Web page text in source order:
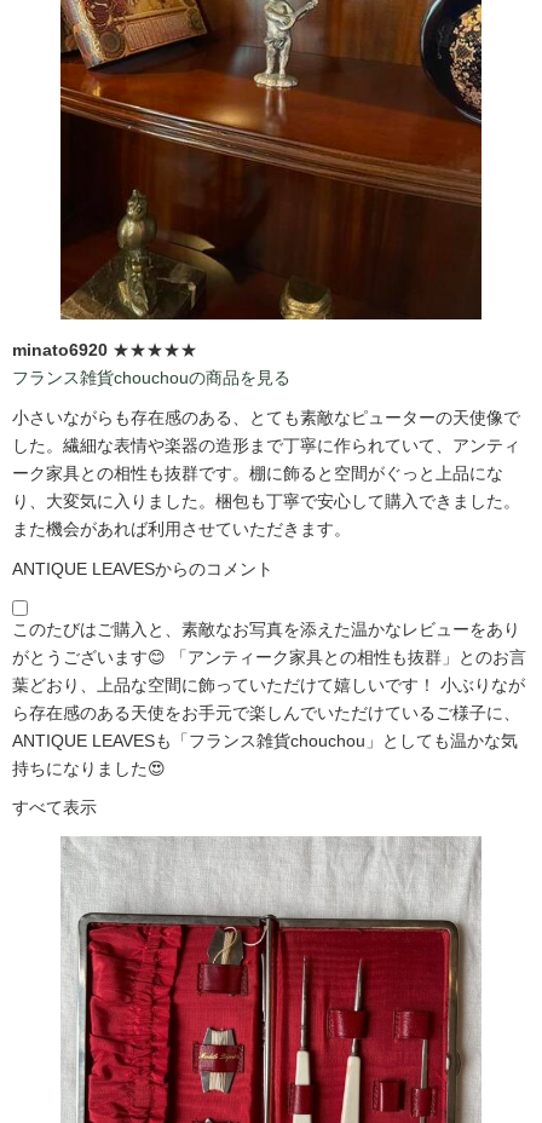
minato6920 ★★★★★
フランス雑貨chouchouの商品を見る
小さいながらも存在感のある、とても素敵なピューターの天使像で
した。繊細な表情や楽器の造形まで丁寧に作られていて、アンティ
ーク家具との相性も抜群です。棚に飾ると空間がぐっと上品にな
り、大変気に入りました。梱包も丁寧で安心して購入できました。
また機会があれば利用させていただきます。
ANTIQUE LEAVESからのコメント
このたびはご購入と、素敵なお写真を添えた温かなレビューをあり
がとうございます😊 「アンティーク家具との相性も抜群」とのお言
葉どおり、上品な空間に飾っていただけて嬉しいです！ 小ぶりなが
ら存在感のある天使をお手元で楽しんでいただけているご様子に、
ANTIQUE LEAVESも「フランス雑貨chouchou」としても温かな気
持ちになりました😍
すべて表示